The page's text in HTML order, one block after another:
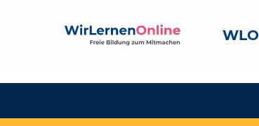
WLO